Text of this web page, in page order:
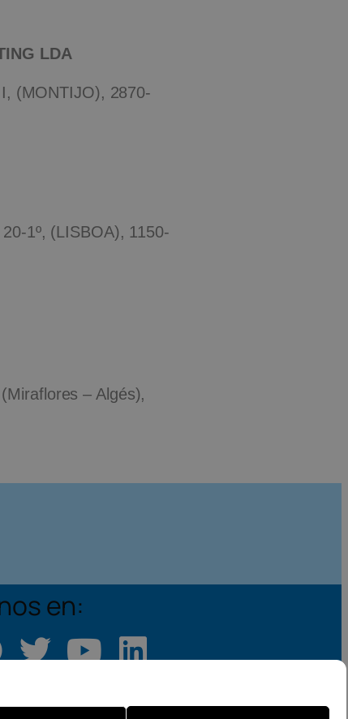
LDA
(MONTIJO), 2870-
1º, (LISBOA), 1150-
– Algés),
en: